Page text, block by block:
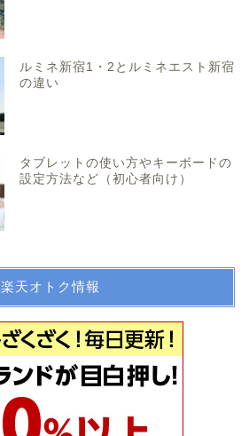
ルミネ新宿1・2とルミネエスト新宿
の違い
タブレットの使い方やキーボードの
設定方法など（初心者向け）
楽天オトク情報